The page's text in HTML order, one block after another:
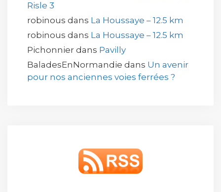
Risle 3
robinous dans La Houssaye – 12.5 km
robinous dans La Houssaye – 12.5 km
Pichonnier dans Pavilly
BaladesEnNormandie dans Un avenir
pour nos anciennes voies ferrées ?